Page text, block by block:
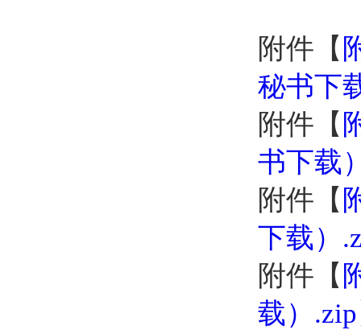
附件【
秘书下
附件【
书下载
附件【
下载）
附件【
载）.zip